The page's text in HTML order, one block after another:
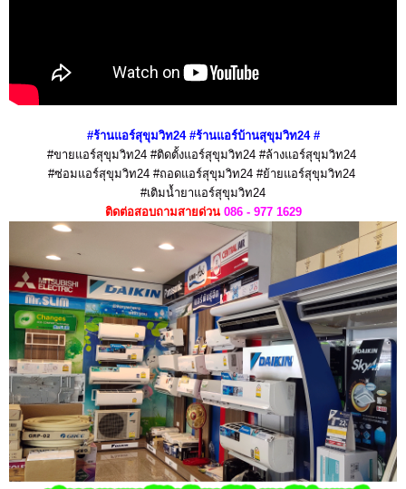
#ร้านแอร์สุขุมวิท24 #ร้านแอร์บ้านสุขุมวิท24#
#ขายแอร์สุขุมวิท24 #ติดตั้งแอร์สุขุมวิท24 #ล้างแอร์สุขุมวิท24
#ซ่อมแอร์สุขุมวิท24 #ถอดแอร์สุขุมวิท24 #ย้ายแอร์สุขุมวิท24
#เติมน้ำยาแอร์สุขุมวิท24
ติดต่อสอบถามสายด่วน086 - 977 1629